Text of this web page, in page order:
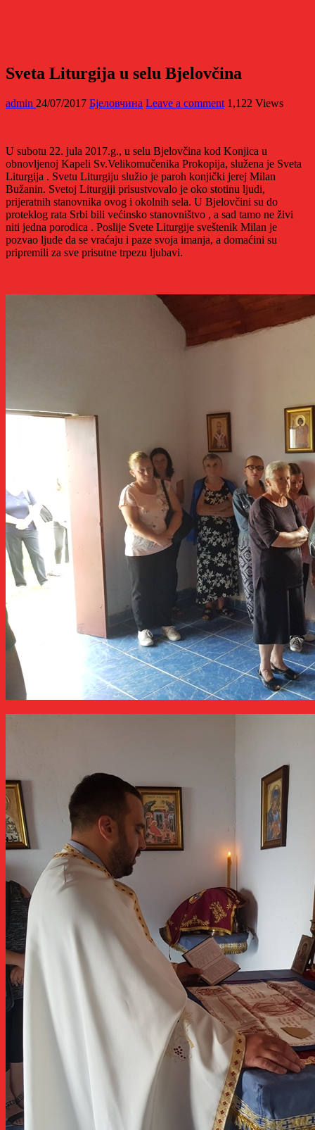
Sveta Liturgija u selu Bjelovčina
admin 24/07/2017 Бјеловчина Leave a comment 1,122 Views
U subotu 22. jula 2017.g., u selu Bjelovčina kod Konjica u
obnovljenoj Kapeli Sv.Velikomučenika Prokopija, služena je Sveta
Liturgija . Svetu Liturgiju služio je paroh konjički jerej Milan
Bužanin. Svetoj Liturgiji prisustvovalo je oko stotinu ljudi,
prijeratnih stanovnika ovog i okolnih sela. U Bjelovčini su do
proteklog rata Srbi bili većinsko stanovništvo , a sad tamo ne živi
niti jedna porodica . Poslije Svete Liturgije sveštenik Milan je
pozvao ljude da se vraćaju i paze svoja imanja, a domaćini su
pripremili za sve prisutne trpezu ljubavi.